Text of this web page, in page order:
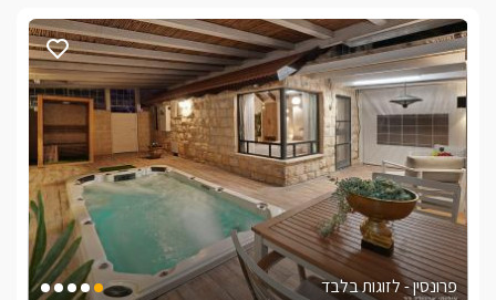
פרונסין - לזוגות בלבד